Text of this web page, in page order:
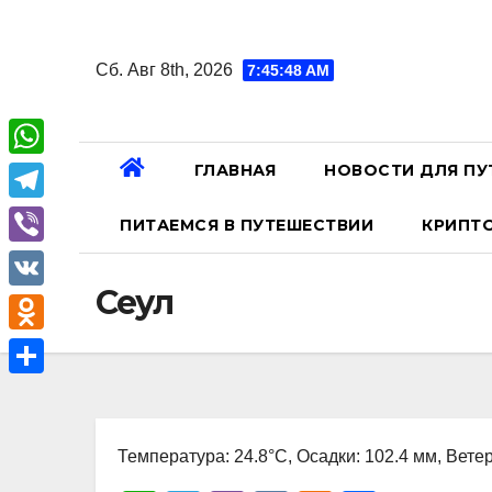
содержанию
Сб. Авг 8th, 2026 7:45:49 AM
ГЛАВНАЯ НОВОСТИ ДЛЯ
ПИТАЕМСЯ В ПУТЕШЕСТВИИ
Сеул
Температура: 24.8°C, Осадки: 102.4 мм,
W
h
a
A
T
e
l
e
g
V
i
b
e
V
K
O